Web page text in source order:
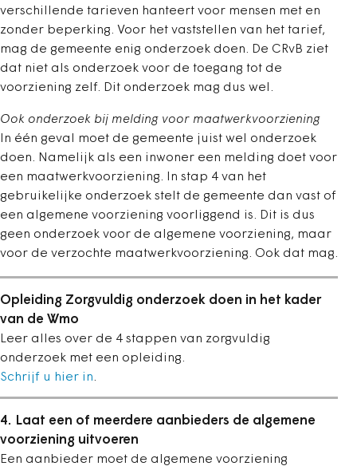
verschillende tarieven hanteert voor mensen met en
zonder beperking. Voor het vaststellen van het tarief,
mag de gemeente enig onderzoek doen. De CRvB ziet
dat niet als onderzoek voor de toegang tot de
voorziening zelf. Dit onderzoek mag dus wel.
Ook onderzoek bij melding voor maatwerkvoorziening
In één geval moet de gemeente juist wel onderzoek
doen. Namelijk als een inwoner een melding doet voor
een maatwerkvoorziening. In stap 4 van het
gebruikelijke onderzoek stelt de gemeente dan vast of
een algemene voorziening voorliggend is. Dit is dus
geen onderzoek voor de algemene voorziening, maar
voor de verzochte maatwerkvoorziening. Ook dat mag.
Opleiding Zorgvuldig onderzoek doen in het kader
van de Wmo
Leer alles over de 4 stappen van zorgvuldig
onderzoek met een opleiding.
Schrijf u hier in.
4. Laat een of meerdere aanbieders de algemene
voorziening uitvoeren
Een aanbieder moet de algemene voorziening